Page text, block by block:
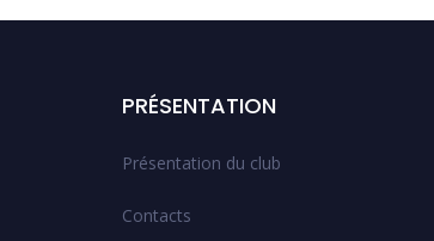
PRÉSENTATION
Présentation du club
Contacts